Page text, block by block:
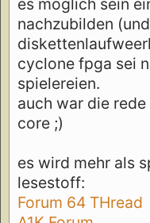
nachzubilden
cyclone fpga sei
spielereien.
auch war die
core ;)
es wird mehr als
lesestoff:
Forum 64 THread